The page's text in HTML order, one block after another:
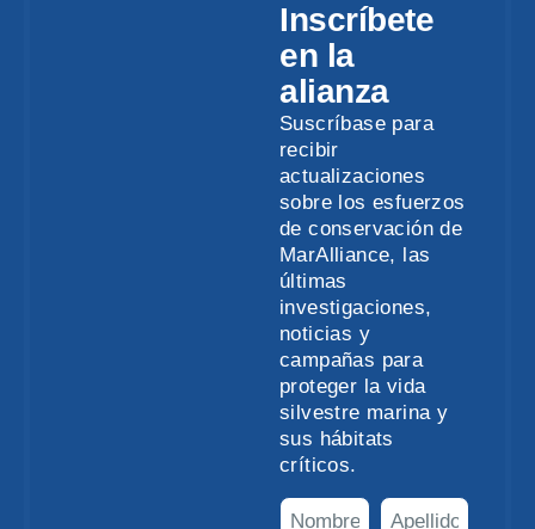
Inscríbete
en la
alianza
Suscríbase para
recibir
actualizaciones
sobre los esfuerzos
de conservación de
MarAlliance, las
últimas
investigaciones,
noticias y
campañas para
proteger la vida
silvestre marina y
sus hábitats
críticos.